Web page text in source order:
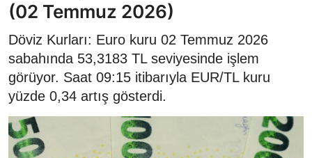
(02 Temmuz 2026)
Döviz Kurları: Euro kuru 02 Temmuz 2026
sabahında 53,3183 TL seviyesinde işlem
görüyor. Saat 09:15 itibarıyla EUR/TL kuru
yüzde 0,34 artış gösterdi.